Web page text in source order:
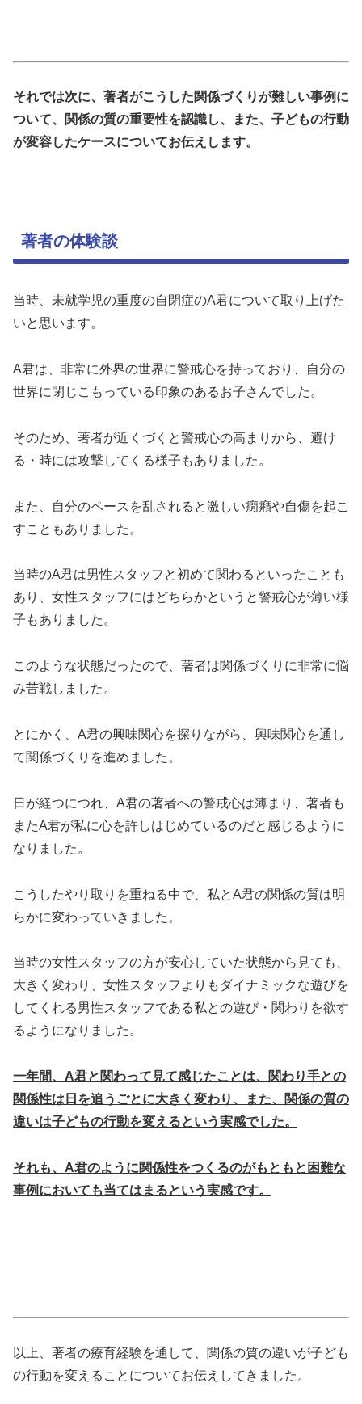
それでは次に、著者がこうした関係づくりが難しい事例に
ついて、関係の質の重要性を認識し、また、子どもの行動
が変容したケースについてお伝えします。
著者の体験談
当時、未就学児の重度の自閉症のA君について取り上げた
いと思います。
A君は、非常に外界の世界に警戒心を持っており、自分の
世界に閉じこもっている印象のあるお子さんでした。
そのため、著者が近くづくと警戒心の高まりから、避け
る・時には攻撃してくる様子もありました。
また、自分のペースを乱されると激しい癇癪や自傷を起こ
すこともありました。
当時のA君は男性スタッフと初めて関わるといったことも
あり、女性スタッフにはどちらかというと警戒心が薄い様
子もありました。
このような状態だったので、著者は関係づくりに非常に悩
み苦戦しました。
とにかく、A君の興味関心を探りながら、興味関心を通し
て関係づくりを進めました。
日が経つにつれ、A君の著者への警戒心は薄まり、著者も
またA君が私に心を許しはじめているのだと感じるように
なりました。
こうしたやり取りを重ねる中で、私とA君の関係の質は明
らかに変わっていきました。
当時の女性スタッフの方が安心していた状態から見ても、
大きく変わり、女性スタッフよりもダイナミックな遊びを
してくれる男性スタッフである私との遊び・関わりを欲す
るようになりました。
一年間、A君と関わって見て感じたことは、関わり手との
関係性は日を追うごとに大きく変わり、また、関係の質の
違いは子どもの行動を変えるという実感でした。
それも、A君のように関係性をつくるのがもともと困難な
事例においても当てはまるという実感です。
以上、著者の療育経験を通して、関係の質の違いが子ども
の行動を変えることについてお伝えしてきました。